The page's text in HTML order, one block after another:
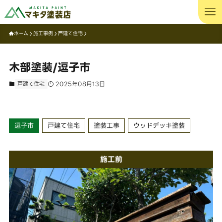
ホーム 施工事例 戸建て住宅
木部塗装/逗子市
戸建て住宅 2025年08月13日
逗子市 戸建て住宅 塗装工事 ウッドデッキ塗装
施工前